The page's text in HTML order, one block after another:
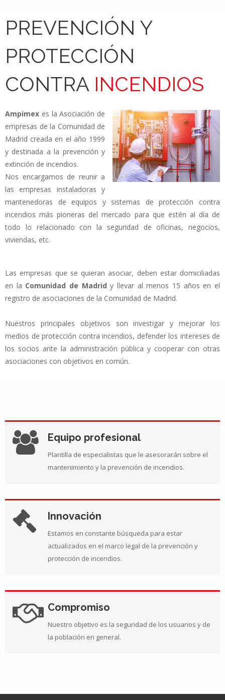
PREVENCIÓN Y
PROTECCIÓN
CONTRA INCENDIOS
Ampimex es la Asociación de
empresas de la Comunidad de
Madrid creada en el año 1999
y destinada a la prevención y
extinción de incendios.
Nos encargamos de reunir a
las empresas instaladoras y
mantenedoras de equipos y sistemas de protección contra
incendios más pioneras del mercado para que estén al día de
todo lo relacionado con la seguridad de oficinas, negocios,
viviendas, etc.
Las empresas que se quieran asociar, deben estar domiciliadas
en la Comunidad de Madridy llevar al menos 15 años en el
registro de asociaciones de la Comunidad de Madrid.
Nuestros principales objetivos son investigar y mejorar los
medios de protección contra incendios, defender los intereses de
los socios ante la administración pública y cooperar con otras
asociaciones con objetivos en común.
Equipo profesional
Plantilla de especialistas que le asesorarán sobre el
mantenimiento y la prevención de incendios.
Innovación
Estamos en constante búsqueda para estar
actualizados en el marco legal de la prevención y
protección de incendios.
Compromiso
Nuestro objetivo es la seguridad de los usuarios y de
la población en general.